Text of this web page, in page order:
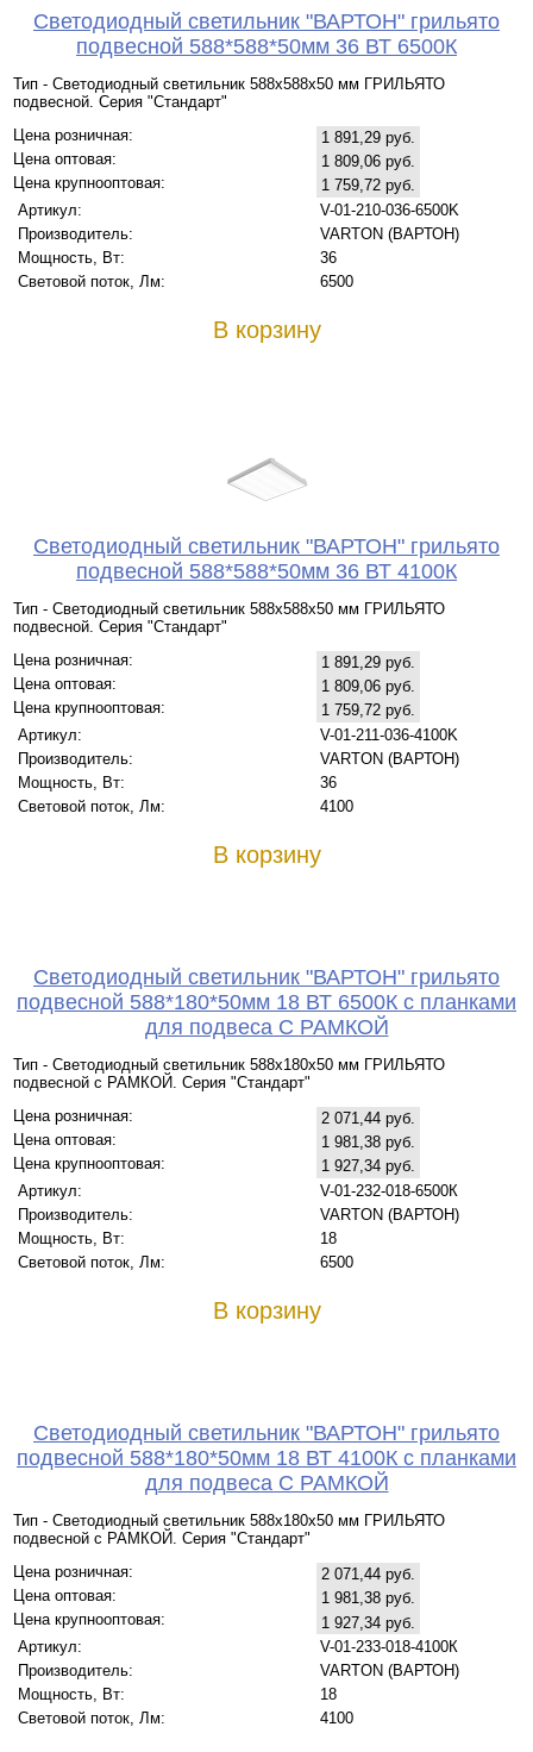
Светодиодный светильник "ВАРТОН" грильято
подвесной 588*588*50мм 36 ВТ 6500К
Тип - Светодиодный светильник 588х588х50 мм ГРИЛЬЯТО
подвесной. Серия "Стандарт"
Цена розничная:
1 891,29 руб.
Цена оптовая:
1 809,06 руб.
Цена крупнооптовая:
1 759,72 руб.
Артикул:
V-01-210-036-6500K
Производитель:
VARTON (ВАРТОН)
Мощность, Вт:
36
Световой поток, Лм:
6500
В корзину
Светодиодный светильник "ВАРТОН" грильято
подвесной 588*588*50мм 36 ВТ 4100К
Тип - Светодиодный светильник 588х588х50 мм ГРИЛЬЯТО
подвесной. Серия "Стандарт"
Цена розничная:
1 891,29 руб.
Цена оптовая:
1 809,06 руб.
Цена крупнооптовая:
1 759,72 руб.
Артикул:
V-01-211-036-4100K
Производитель:
VARTON (ВАРТОН)
Мощность, Вт:
36
Световой поток, Лм:
4100
В корзину
Светодиодный светильник "ВАРТОН" грильято
подвесной 588*180*50мм 18 ВТ 6500К с планками
для подвеса С РАМКОЙ
Тип - Светодиодный светильник 588х180х50 мм ГРИЛЬЯТО
подвесной с РАМКОЙ. Серия "Стандарт"
Цена розничная:
2 071,44 руб.
Цена оптовая:
1 981,38 руб.
Цена крупнооптовая:
1 927,34 руб.
Артикул:
V-01-232-018-6500К
Производитель:
VARTON (ВАРТОН)
Мощность, Вт:
18
Световой поток, Лм:
6500
В корзину
Светодиодный светильник "ВАРТОН" грильято
подвесной 588*180*50мм 18 ВТ 4100К с планками
для подвеса С РАМКОЙ
Тип - Светодиодный светильник 588х180х50 мм ГРИЛЬЯТО
подвесной с РАМКОЙ. Серия "Стандарт"
Цена розничная:
2 071,44 руб.
Цена оптовая:
1 981,38 руб.
Цена крупнооптовая:
1 927,34 руб.
Артикул:
V-01-233-018-4100К
Производитель:
VARTON (ВАРТОН)
Мощность, Вт:
18
Световой поток, Лм:
4100